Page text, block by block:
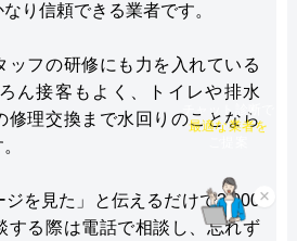
り信頼できる業者です。
ッフの研修にも力を入れている
ん接客もよく、トイレや排水
修理交換まで水回りのことなら
ジを見た」と伝えるだけで3,000
する際は電話で相談し、忘れず
×
チャット診断で
最適な業者を